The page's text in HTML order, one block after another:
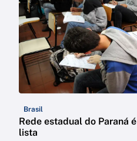
Brasil
Rede estadual do Paraná
lista